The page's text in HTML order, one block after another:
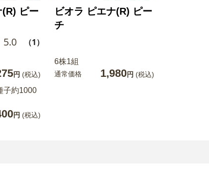
(R) ピー
5.0 （1）
円 (税込)
子約1000
円 (税込)
ビオラ ピエナ(R) ピー
チ
6株1組
通常価格 1,980円 (税込)